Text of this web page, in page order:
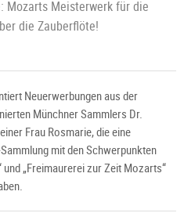
Mozarts Meisterwerk für die
die Zauberflöte!
Neuerwerbungen aus der
Münchner Sammlers Dr.
Frau Rosmarie, die eine
mit den Schwerpunkten
„Freimaurerei zur Zeit Mozarts“